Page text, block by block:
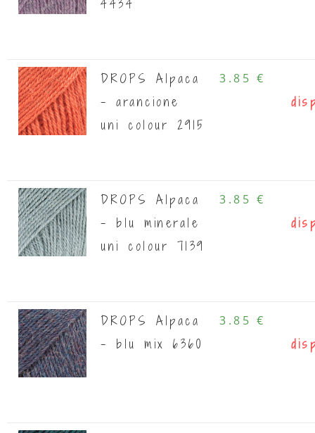
4434
DROPS Alpaca
- arancione
uni colour 2915
3.85 €
DROPS Alpaca
- blu minerale
uni colour 7139
3.85 €
DROPS Alpaca
- blu mix 6360
3.85 €